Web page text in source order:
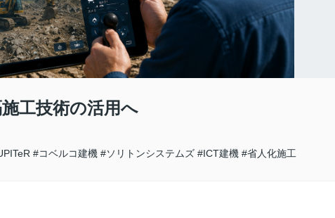
工技術の活用へ
#コベルコ建機 #ソリトンシステムズ #ICT建機 #省人化施工